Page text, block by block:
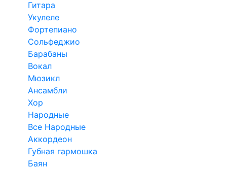
Гитара
Укулеле
Фортепиано
Сольфеджио
Барабаны
Вокал
Мюзикл
Ансамбли
Хор
Народные
Все Народные
Аккордеон
Губная гармошка
Баян